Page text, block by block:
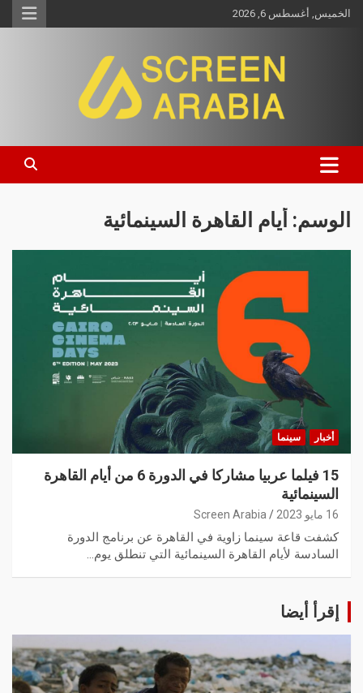
الخميس, أغسطس 6, 2026
Screen Arabia
الوسم: أيام القاهرة السينمائية
أخبار سينما
15 فيلما عربيا مشاركا في الدورة 6 من أيام القاهرة
السينمائية
16 مايو 2023 Screen Arabia
كشفت قاعة سينما زاوية في القاهرة عن برنامج الدورة
السادسة لأيام القاهرة السينمائية التي تنطلق يوم…
إقرأ أيضا